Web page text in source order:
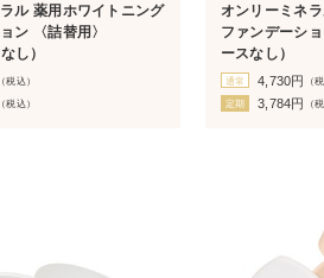
ル 薬用ホワイトニング
ン 〈詰替用〉
し）
（税込）
（税込）
オンリーミネ
ファンデーショ
ースなし）
通常 4,730円
（
定期
3,784円 （